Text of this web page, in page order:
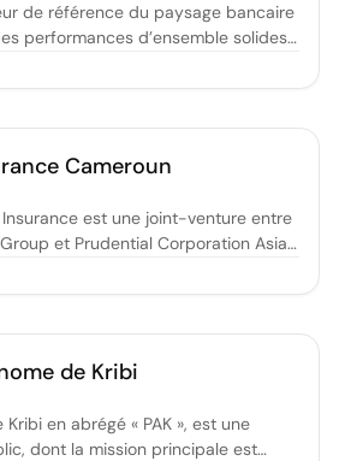
de référence du paysage bancaire
performances d’ensemble solides.
(2ème groupe bancaire en France)
locale, la BICEC place l’écoute,
Cameroun
est une joint-venture entre
et Prudential Corporation Asia,
vie les plus importantes et
avec plus de 100 ans
de Kribi
en abrégé « PAK », est une
dont la mission principale est